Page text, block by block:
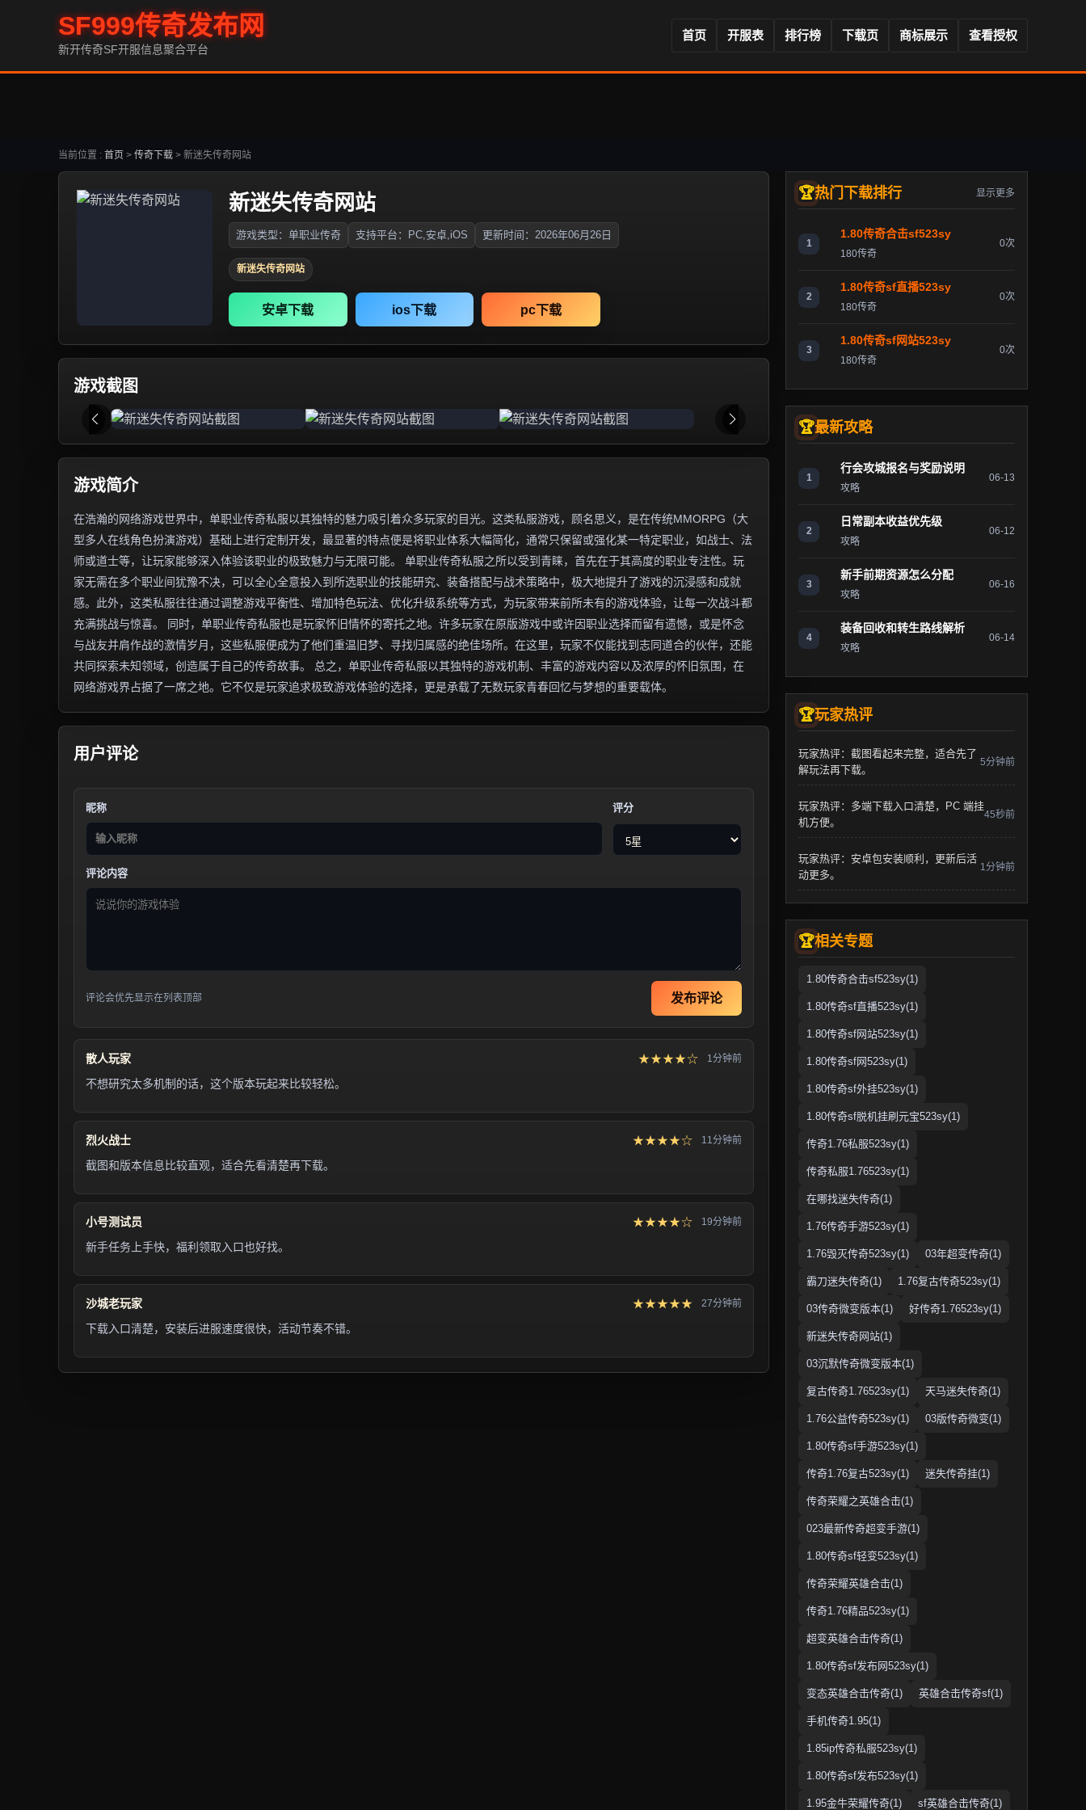
SF999传奇发布网
新开传奇SF开服信息聚合平台
首页 开服表 排行榜 下载页 商标展示 查看授权
当前位置 : 首页 > 传奇下载 > 新迷失传奇网站
新迷失传奇网站
游戏类型：单职业传奇 支持平台：PC,安卓,iOS 更新时间：2026年06月26日
新迷失传奇网站
安卓下载 ios下载 pc下载
游戏截图
游戏简介
在浩瀚的网络游戏世界中，单职业传奇私服以其独特的魅力吸引着众多玩家的目光。这类私服游戏，顾名思义，是在传统MMORPG（大
型多人在线角色扮演游戏）基础上进行定制开发，最显著的特点便是将职业体系大幅简化，通常只保留或强化某一特定职业，如战士、法
师或道士等，让玩家能够深入体验该职业的极致魅力与无限可能。 单职业传奇私服之所以受到青睐，首先在于其高度的职业专注性。玩
家无需在多个职业间犹豫不决，可以全心全意投入到所选职业的技能研究、装备搭配与战术策略中，极大地提升了游戏的沉浸感和成就
感。此外，这类私服往往通过调整游戏平衡性、增加特色玩法、优化升级系统等方式，为玩家带来前所未有的游戏体验，让每一次战斗都
充满挑战与惊喜。 同时，单职业传奇私服也是玩家怀旧情怀的寄托之地。许多玩家在原版游戏中或许因职业选择而留有遗憾，或是怀念
与战友并肩作战的激情岁月，这些私服便成为了他们重温旧梦、寻找归属感的绝佳场所。在这里，玩家不仅能找到志同道合的伙伴，还能
共同探索未知领域，创造属于自己的传奇故事。 总之，单职业传奇私服以其独特的游戏机制、丰富的游戏内容以及浓厚的怀旧氛围，在
网络游戏界占据了一席之地。它不仅是玩家追求极致游戏体验的选择，更是承载了无数玩家青春回忆与梦想的重要载体。
用户评论
昵称 评分
评论内容
评论会优先显示在列表顶部 发布评论
散人玩家 ★★★★☆ 1分钟前
不想研究太多机制的话，这个版本玩起来比较轻松。
烈火战士 ★★★★☆ 11分钟前
截图和版本信息比较直观，适合先看清楚再下载。
小号测试员 ★★★★☆ 19分钟前
新手任务上手快，福利领取入口也好找。
沙城老玩家 ★★★★★ 27分钟前
下载入口清楚，安装后进服速度很快，活动节奏不错。
热门下载排行 显示更多
1
1.80传奇合击sf523sy
180传奇
0次
2
1.80传奇sf直播523sy
180传奇
0次
3
1.80传奇sf网站523sy
180传奇
0次
最新攻略
1
行会攻城报名与奖励说明
攻略
06-13
2
日常副本收益优先级
攻略
06-12
3
新手前期资源怎么分配
攻略
06-16
4
装备回收和转生路线解析
攻略
06-14
玩家热评
玩家热评：截图看起来完整，适合先了
解玩法再下载。
5分钟前
玩家热评：多端下载入口清楚，PC 端挂
机方便。
45秒前
玩家热评：安卓包安装顺利，更新后活
动更多。
1分钟前
相关专题
1.80传奇合击sf523sy(1)
1.80传奇sf直播523sy(1)
1.80传奇sf网站523sy(1)
1.80传奇sf网523sy(1)
1.80传奇sf外挂523sy(1)
1.80传奇sf脱机挂刷元宝523sy(1)
传奇1.76私服523sy(1)
传奇私服1.76523sy(1)
在哪找迷失传奇(1)
1.76传奇手游523sy(1)
1.76毁灭传奇523sy(1) 03年超变传奇(1)
霸刀迷失传奇(1) 1.76复古传奇523sy(1)
03传奇微变版本(1) 好传奇1.76523sy(1)
新迷失传奇网站(1)
03沉默传奇微变版本(1)
复古传奇1.76523sy(1) 天马迷失传奇(1)
1.76公益传奇523sy(1) 03版传奇微变(1)
1.80传奇sf手游523sy(1)
传奇1.76复古523sy(1) 迷失传奇挂(1)
传奇荣耀之英雄合击(1)
023最新传奇超变手游(1)
1.80传奇sf轻变523sy(1)
传奇荣耀英雄合击(1)
传奇1.76精品523sy(1)
超变英雄合击传奇(1)
1.80传奇sf发布网523sy(1)
变态英雄合击传奇(1) 英雄合击传奇sf(1)
手机传奇1.95(1)
1.85ip传奇私服523sy(1)
1.80传奇sf发布523sy(1)
1.95金牛荣耀传奇(1) sf英雄合击传奇(1)